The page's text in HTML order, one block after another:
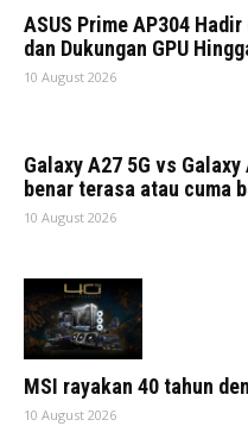
ASUS Prime AP304
dan Dukungan GPU
10 August 2026
Galaxy A27 5G vs
benar terasa atau cuma
10 August 2026
MSI rayakan 40 tahun
10 August 2026